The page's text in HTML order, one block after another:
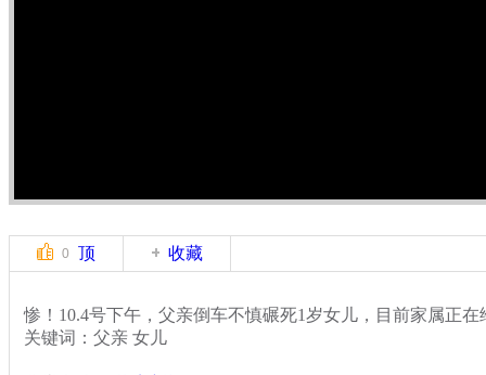
0 顶 收藏
惨！10.4号下午，父亲倒车不慎碾死1岁女儿，目前家属正
关键词：父亲 女儿